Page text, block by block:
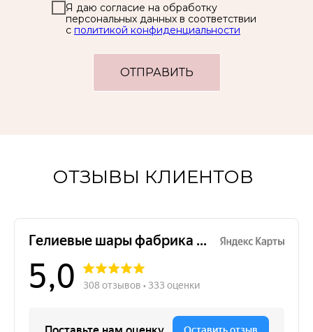
Я даю согласие на обработку
персональных данных в соответствии
с политикой конфиденциальности
ОТПРАВИТЬ
ОТЗЫВЫ КЛИЕНТОВ